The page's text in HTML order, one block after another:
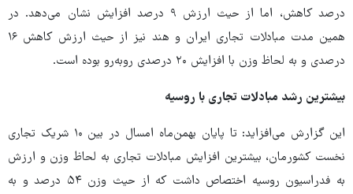
درصد کاهش، اما از حیث ارزش ۹ درصد افزایش نشان می‌دهد. در
همین مدت مبادلات تجاری ایران و هند نیز از حیث ارزش کاهش ۱۶
درصدی و به لحاظ وزن با افزایش ۲۰ درصدی روبه‌رو بوده است.
بیشترین رشد مبادلات تجاری با روسیه
این گزارش می‌افزاید: تا پایان بهمن‌ماه امسال در بین ۱۰ شریک تجاری
نخست کشورمان، بیشترین افزایش مبادلات تجاری به لحاظ وزن و ارزش
به فدراسیون روسیه اختصاص داشت که از حیث وزن ۵۴ درصد و به